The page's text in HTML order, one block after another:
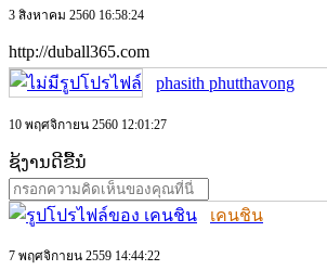
3 สิงหาคม 2560 16:58:24
http://duball365.com
phasith phutthavong
10 พฤศจิกายน 2560 12:01:27
ຊ້ງານດີຂື້ນໍ
เคนชิน
7 พฤศจิกายน 2559 14:44:22